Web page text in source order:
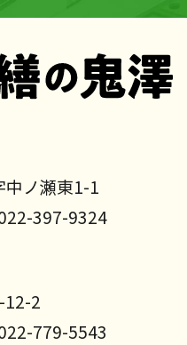
中ノ瀬東1-1
397-9324
12-2
779-5543